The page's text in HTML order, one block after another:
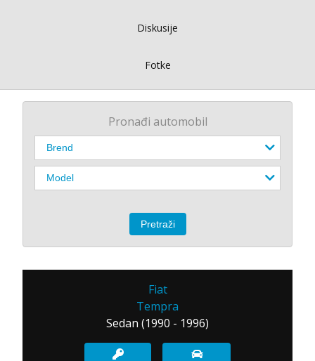
Diskusije
Fotke
Pronađi automobil
Fiat
Tempra
Sedan (1990 - 1996)